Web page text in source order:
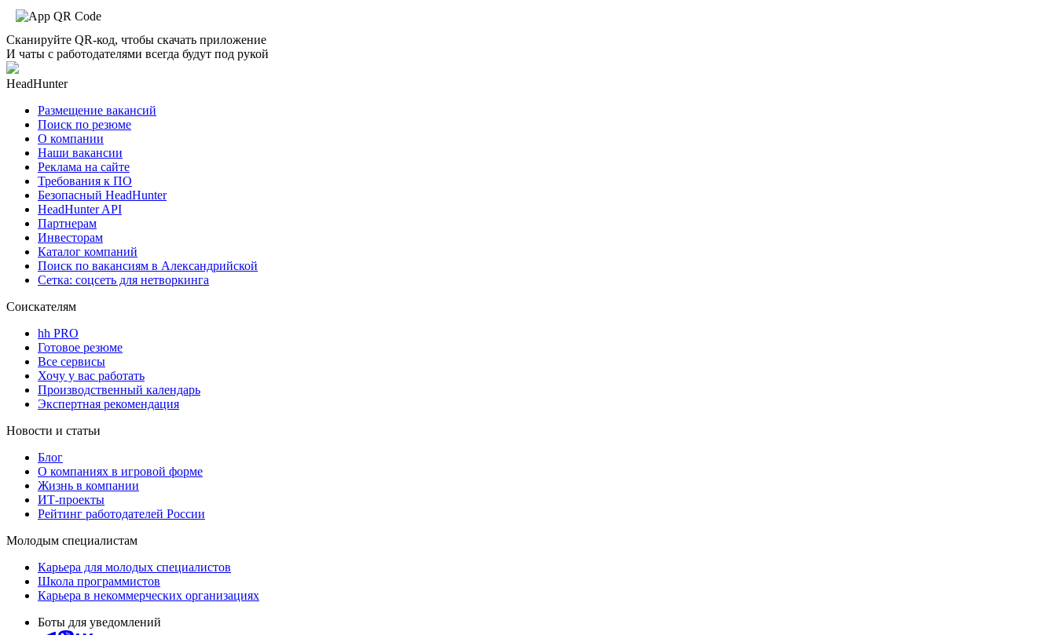
Сканируйте QR-код, чтобы скачать приложение
И чаты с работодателями всегда будут под рукой
HeadHunter
Размещение вакансий
Поиск по резюме
О компании
Наши вакансии
Реклама на сайте
Требования к ПО
Безопасный HeadHunter
HeadHunter API
Партнерам
Инвесторам
Каталог компаний
Поиск по вакансиям в Александрийской
Сетка: соцсеть для нетворкинга
Соискателям
hh PRO
Готовое резюме
Все сервисы
Хочу у вас работать
Производственный календарь
Экспертная рекомендация
Новости и статьи
Блог
О компаниях в игровой форме
Жизнь в компании
ИТ-проекты
Рейтинг работодателей России
Молодым специалистам
Карьера для молодых специалистов
Школа программистов
Карьера в некоммерческих организациях
Боты для уведомлений